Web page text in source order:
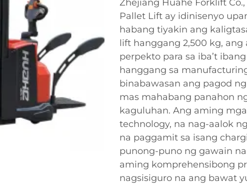
Zhejiang Huahe Forklift
Pallet Lift ay idinisenyo
habang tiyakin ang
lift hanggang 2,500 kg,
perpekto para sa iba’t
hanggang sa
binabawasan ang pagod
mas mahabang panahon
kaguluhan. Ang aming
technology, na nag-aalok
na paggamit sa isang
punong-puno ng gawain
aming komprehensibong
nagsisiguro na ang bawat